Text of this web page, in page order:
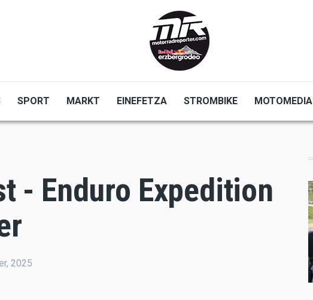
SPORT MARKT EINEFETZA STROMBIKE MOTOMEDIA
- Enduro Expedition
2025